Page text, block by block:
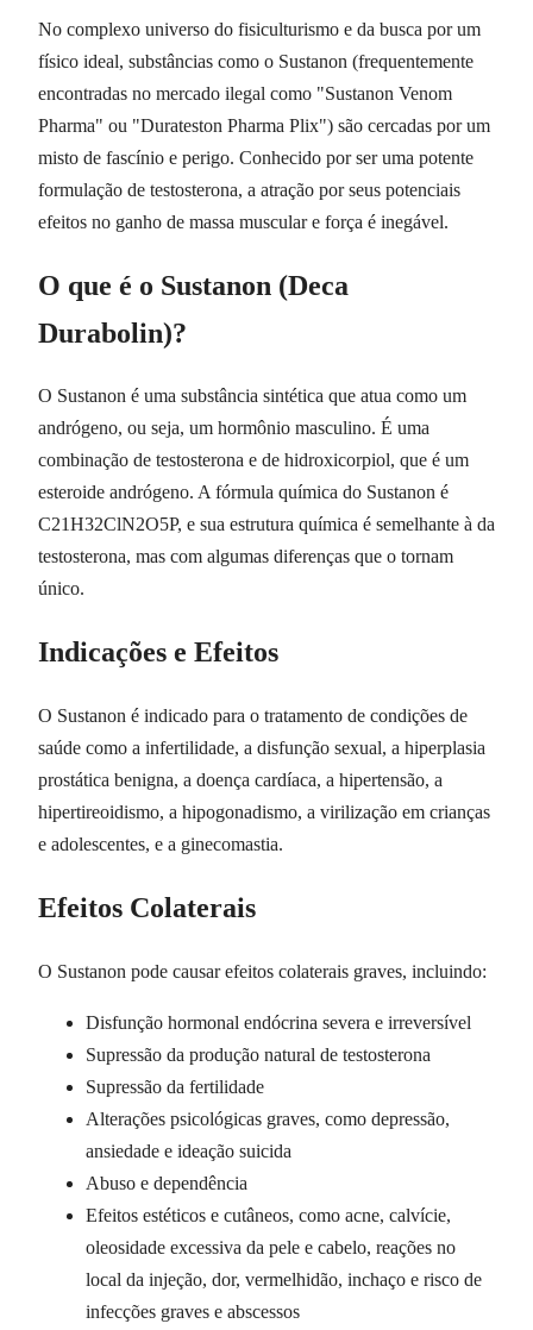
No complexo universo do fisiculturismo e da busca por um
físico ideal, substâncias como o Sustanon (frequentemente
encontradas no mercado ilegal como "Sustanon Venom
Pharma" ou "Durateston Pharma Plix") são cercadas por um
misto de fascínio e perigo. Conhecido por ser uma potente
formulação de testosterona, a atração por seus potenciais
efeitos no ganho de massa muscular e força é inegável.
O que é o Sustanon (Deca
Durabolin)?
O Sustanon é uma substância sintética que atua como um
andrógeno, ou seja, um hormônio masculino. É uma
combinação de testosterona e de hidroxicorpiol, que é um
esteroide andrógeno. A fórmula química do Sustanon é
C21H32ClN2O5P, e sua estrutura química é semelhante à da
testosterona, mas com algumas diferenças que o tornam
único.
Indicações e Efeitos
O Sustanon é indicado para o tratamento de condições de
saúde como a infertilidade, a disfunção sexual, a hiperplasia
prostática benigna, a doença cardíaca, a hipertensão, a
hipertireoidismo, a hipogonadismo, a virilização em crianças
e adolescentes, e a ginecomastia.
Efeitos Colaterais
O Sustanon pode causar efeitos colaterais graves, incluindo:
Disfunção hormonal endócrina severa e irreversível
Supressão da produção natural de testosterona
Supressão da fertilidade
Alterações psicológicas graves, como depressão,
ansiedade e ideação suicida
Abuso e dependência
Efeitos estéticos e cutâneos, como acne, calvície,
oleosidade excessiva da pele e cabelo, reações no
local da injeção, dor, vermelhidão, inchaço e risco de
infecções graves e abscessos